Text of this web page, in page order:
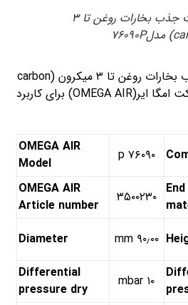
فیلتر کربنی با قابلیت جذب بخارات روغن تا ۳
فیلتر کربنی با قابلیت جذب بخارات روغن تا ۳ میکرون (carbon
filter) مدل۷۶۰۹۰P از شرکت امگا ایر(OMEGA AIR) برای کاربرد
۷۶۰۹۰ p
OMEGA AIR
Model
۳۵۰۰۲۳۰
OMEGA AIR
Article number
۹۰٫۰۰ mm Diameter
۱۰ mbar
Differential
pressure dry